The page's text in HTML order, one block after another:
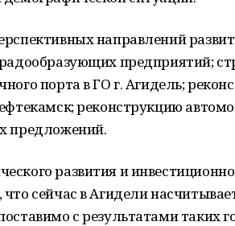
направлений
предприятий;
порта в ГО г. Агидель;
реконструкцию
предложений.
развития и
сейчас в Агидели
с результатами таких